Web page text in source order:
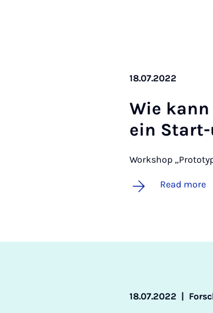
18.07.2022
Wie
ein
Workshop
Read more
18.07.2022